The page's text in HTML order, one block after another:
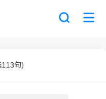
113句)